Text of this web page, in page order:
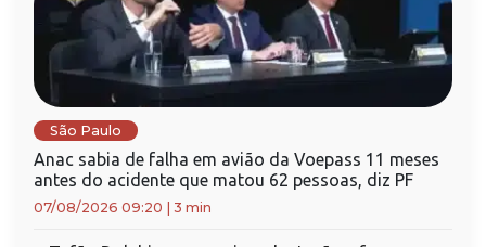
São Paulo
Anac sabia de falha em avião da Voepass 11 meses
antes do acidente que matou 62 pessoas, diz PF
07/08/2026 09:20 3 min